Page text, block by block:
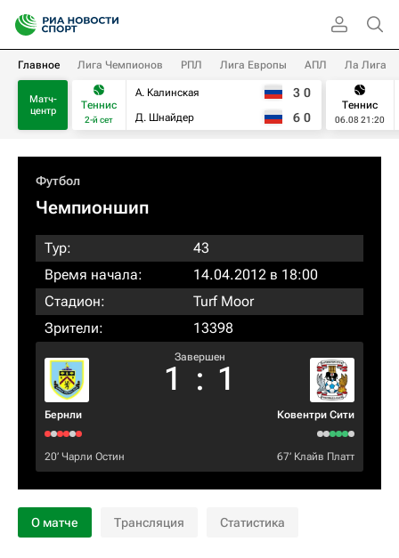
Главное Лига Чемпионов РПЛ Лига Европы АПЛ Ла Лига
Матч-
центр
Теннис
2-й сет
А. Калинская
Д. Шнайдер
3 0
6 0
Теннис
06.08 21:20
Футбол
Чемпионшип
Тур:
43
Время начала:
14.04.2012 в 18:00
Стадион:
Turf Moor
Зрители:
13398
Бернли
Завершен
1 : 1
Ковентри Сити
20‎’‎ Чарли Остин 67‎’‎ Клайв Платт
О матче Трансляция Статистика